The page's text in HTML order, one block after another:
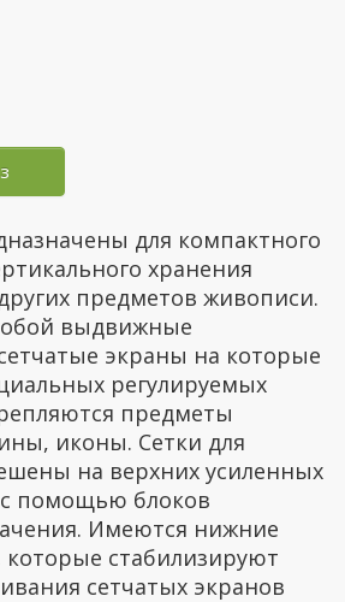
для компактного
хранения
предметов живописи.
выдвижные
экраны на которые
регулируемых
предметы
иконы. Сетки для
на верхних усиленных
помощью блоков
Имеются нижние
стабилизируют
сетчатых экранов